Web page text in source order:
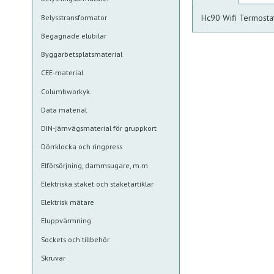
Belysstransformator
Begagnade elubilar
Byggarbetsplatsmaterial
CEE-material
Columbworkyk.
Data material
DIN-järnvägsmaterial för gruppkort
Dörrklocka och ringpress
Elförsörjning, dammsugare, m.m
Elektriska staket och staketartiklar
Elektrisk mätare
Eluppvärmning
Sockets och tillbehör
Skruvar
Hc90 Wifi